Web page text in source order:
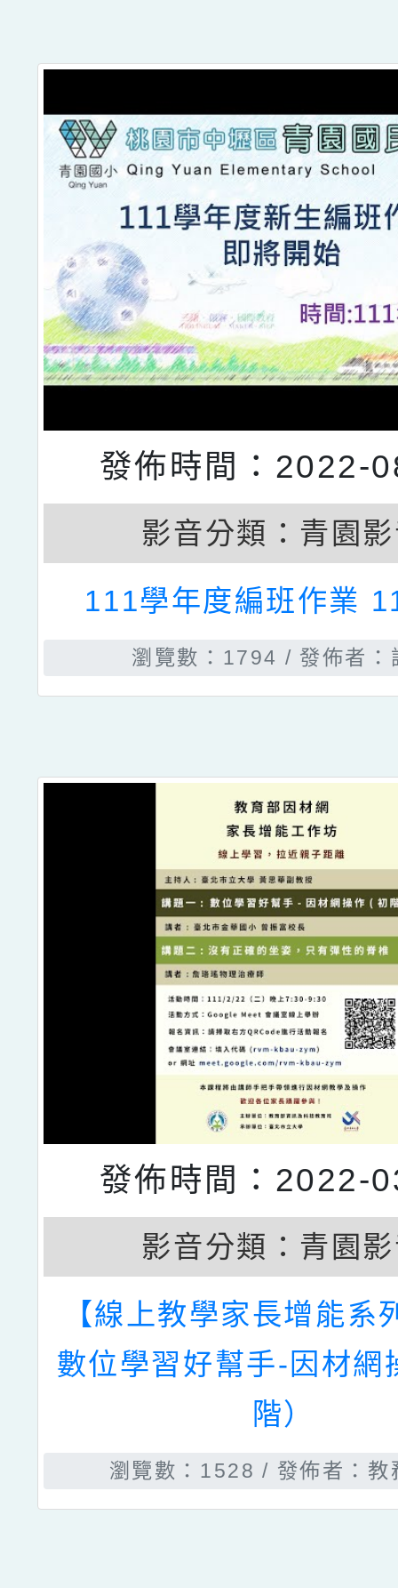
發佈時間：2022-
影音分類： 青園
111學年度編班作業
瀏覽數：1794 發佈者：
發佈時間：2022-
影音分類： 青園
【線上教學家長增能系
數位學習好幫手-因材網
階）
瀏覽數：1528 發佈者：教